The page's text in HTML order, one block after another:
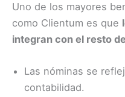
Uno de los mayores
como Clientum es que
integran con el resto
Las nóminas se
contabilidad.